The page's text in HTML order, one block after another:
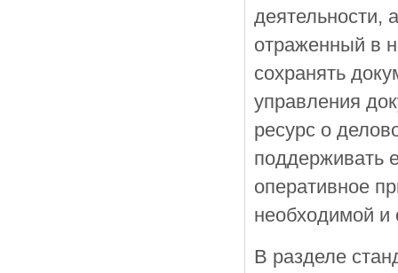
деятельности,
отраженный в
сохранять
управления
ресурс о
поддерживать
оперативное
необходимой и
В разделе